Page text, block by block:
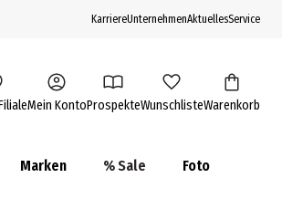
KarriereUnternehmenAktuellesService
Mein KontoProspekteWunschlisteWarenkorb
Marken % Sale Foto